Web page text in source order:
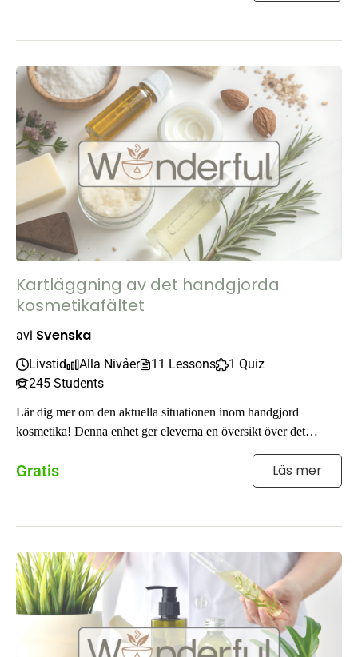
Kartläggning av det handgjorda
kosmetikafältet
avi Svenska
Livstid Alla Nivåer 11 Lessons
1 Quiz
245 Students
Lär dig mer om den aktuella situationen inom handgjord
kosmetika! Denna enhet ger eleverna en översikt över det
Gratis Läs mer